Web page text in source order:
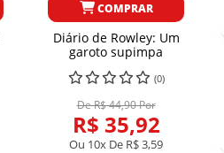
COMPRAR
Diário de Rowley: Um
garoto supimpa
(0)
De R$ 44,90 Por
R$ 35,92
Ou 10x De R$ 3,59